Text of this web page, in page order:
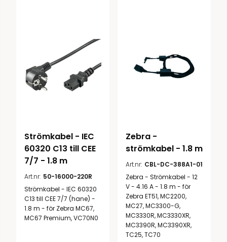
Strömkabel - IEC
60320 C13 till CEE
7/7 - 1.8 m
Art.nr: 50-16000-220R
Strömkabel - IEC 60320
C13 till CEE 7/7 (hane) -
1.8 m - för Zebra MC67,
MC67 Premium, VC70N0
Zebra -
strömkabel - 1.8 m
Art.nr: CBL-DC-388A1-01
Zebra - Strömkabel - 12
V - 4.16 A - 1.8 m - för
Zebra ET51, MC2200,
MC27, MC3300-G,
MC3330R, MC3330XR,
MC3390R, MC3390XR,
TC25, TC70